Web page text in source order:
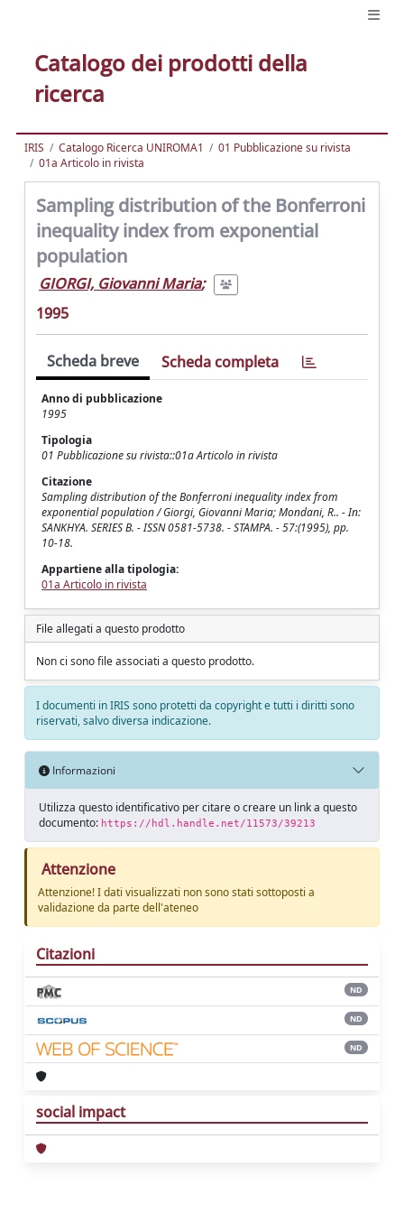
Catalogo dei prodotti della
ricerca
IRIS Catalogo Ricerca UNIROMA1
01 Pubblicazione su rivista
01a Articolo in rivista
Sampling distribution of the Bonferroni
inequality index from exponential
population
GIORGI, Giovanni Maria;
1995
Scheda breve Scheda completa
Anno di pubblicazione
1995
Tipologia
01 Pubblicazione su rivista::01a Articolo in rivista
Citazione
Sampling distribution of the Bonferroni inequality index from
exponential population / Giorgi, Giovanni Maria; Mondani, R.. - In:
SANKHYA. SERIES B. - ISSN 0581-5738. - STAMPA. - 57:(1995), pp.
10-18.
Appartiene alla tipologia:
01a Articolo in rivista
File allegati a questo prodotto
Non ci sono file associati a questo prodotto.
I documenti in IRIS sono protetti da copyright e tutti i diritti sono
riservati, salvo diversa indicazione.
Informazioni
Utilizza questo identificativo per citare o creare un link a questo
documento: https://hdl.handle.net/11573/39213
Attenzione
Attenzione! I dati visualizzati non sono stati sottoposti a
validazione da parte dell'ateneo
Citazioni
ND
ND
ND
social impact